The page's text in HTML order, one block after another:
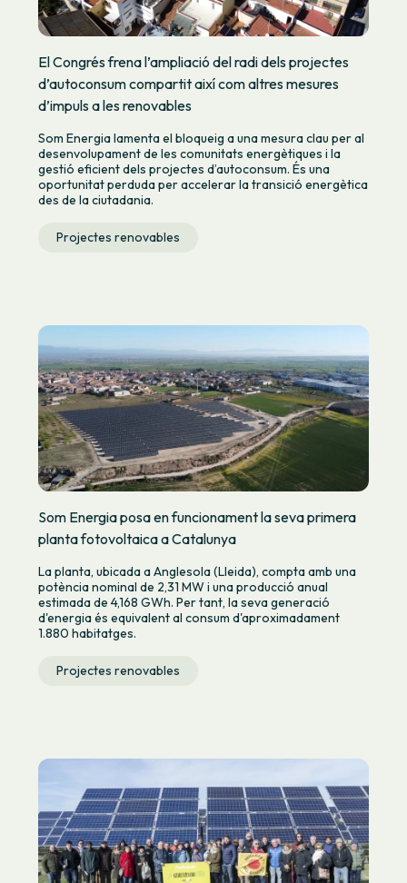
El Congrés frena l’ampliació del radi dels projectes
d’autoconsum compartit així com altres mesures
d’impuls a les renovables
Som Energia lamenta el bloqueig a una mesura clau per al
desenvolupament de les comunitats energètiques i la
gestió eficient dels projectes d’autoconsum. És una
oportunitat perduda per accelerar la transició energètica
des de la ciutadania.
Projectes renovables
Som Energia posa en funcionament la seva primera
planta fotovoltaica a Catalunya
La planta, ubicada a Anglesola (Lleida), compta amb una
potència nominal de 2,31 MW i una producció anual
estimada de 4,168 GWh. Per tant, la seva generació
d'energia és equivalent al consum d'aproximadament
1.880 habitatges.
Projectes renovables